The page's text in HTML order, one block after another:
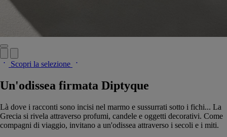
Scopri la selezione
Un'odissea firmata Diptyque
Là dove i racconti sono incisi nel marmo e sussurrati sotto i fichi... La
Grecia si rivela attraverso profumi, candele e oggetti decorativi. Come
compagni di viaggio, invitano a un'odissea attraverso i secoli e i miti.